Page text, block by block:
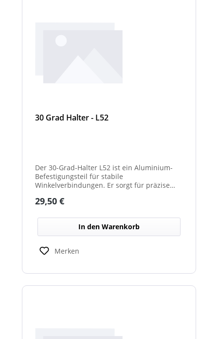
30 Grad Halter - L52
Der 30-Grad-Halter L52 ist ein Aluminium-
Befestigungsteil für stabile
Winkelverbindungen. Er sorgt für präzise
Durch das leichte, korrosionsbeständige
Anwendungen.
Regulärer Preis:
29,50 €
In den Warenkorb
Merken